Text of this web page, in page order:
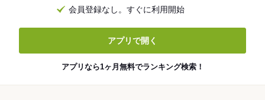
会員登録なし。すぐに利用開始
アプリで開く
アプリなら1ヶ月無料でランキング検索！